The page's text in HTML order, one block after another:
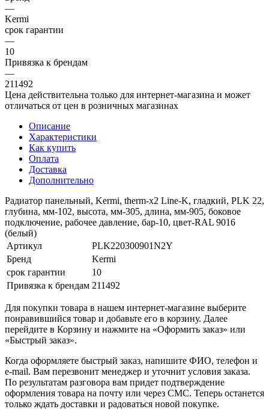
—
Kermi
срок гарантии
—
10
Привязка к брендам
—
211492
Цена действительна только для интернет-магазина и может
отличаться от цен в розничных магазинах
Описание
Характеристики
Как купить
Оплата
Доставка
Дополнительно
Радиатор панельный, Kermi, therm-x2 Line-K, гладкий, PLK 22,
глубина, мм-102, высота, мм-305, длина, мм-905, боковое
подключение, рабочее давление, бар-10, цвет-RAL 9016
(белый)
Артикул
PLK220300901N2Y
Бренд
Kermi
срок гарантии
10
Привязка к брендам 211492
Для покупки товара в нашем интернет-магазине выберите
понравившийся товар и добавьте его в корзину. Далее
перейдите в Корзину и нажмите на «Оформить заказ» или
«Быстрый заказ».
Когда оформляете быстрый заказ, напишите ФИО, телефон и
e-mail. Вам перезвонит менеджер и уточнит условия заказа.
По результатам разговора вам придет подтверждение
оформления товара на почту или через СМС. Теперь останется
только ждать доставки и радоваться новой покупке.